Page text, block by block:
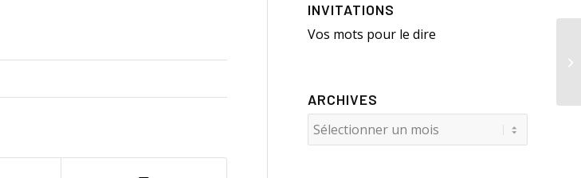
INVITATIONS
Vos mots pour le dire
ARCHIVES